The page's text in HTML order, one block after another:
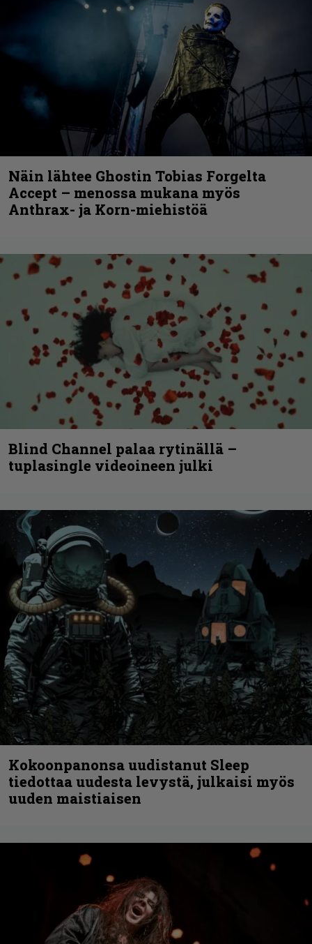
Näin lähtee Ghostin Tobias Forgelta
Accept – menossa mukana myös
Anthrax- ja Korn-miehistöä
Blind Channel palaa rytinällä –
tuplasingle videoineen julki
Kokoonpanonsa uudistanut Sleep
tiedottaa uudesta levystä, julkaisi myös
uuden maistiaisen